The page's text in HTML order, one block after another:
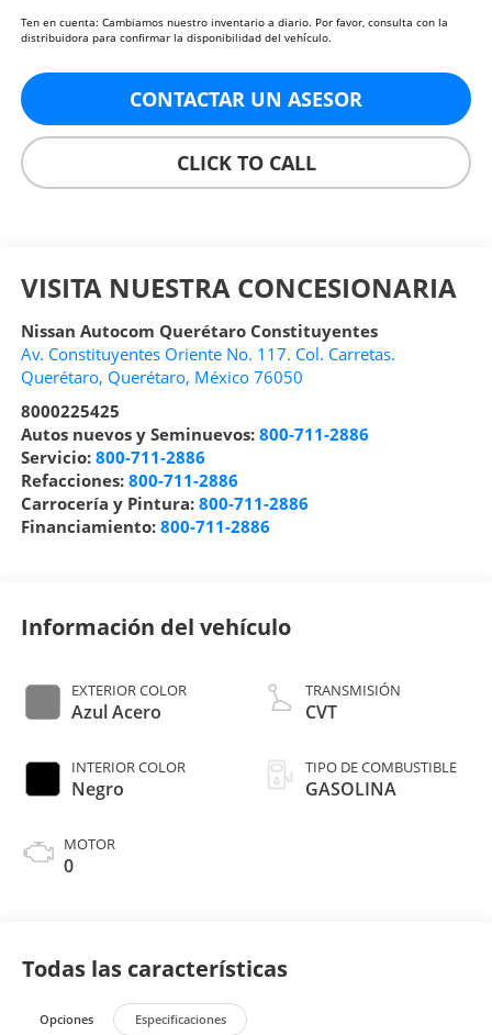
Ten en cuenta: Cambiamos nuestro inventario a diario. Por favor, consulta con la
distribuidora para confirmar la disponibilidad del vehículo.
CONTACTAR UN ASESOR
CLICK TO CALL
VISITA NUESTRA CONCESIONARIA
Nissan Autocom Querétaro Constituyentes
Av. Constituyentes Oriente No. 117. Col. Carretas.
Querétaro, Querétaro, México 76050
8000225425
Autos nuevos y Seminuevos: 800-711-2886
Servicio: 800-711-2886
Refacciones: 800-711-2886
Carrocería y Pintura: 800-711-2886
Financiamiento: 800-711-2886
Información del vehículo
EXTERIOR COLOR
Azul Acero
INTERIOR COLOR
Negro
MOTOR
0
TRANSMISIÓN
CVT
TIPO DE COMBUSTIBLE
GASOLINA
Todas las características
Opciones Especificaciones